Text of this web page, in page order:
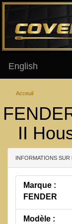
English
Acceuil
II
INFORMATIONS SUR
Marque :
FENDER
Modèle :